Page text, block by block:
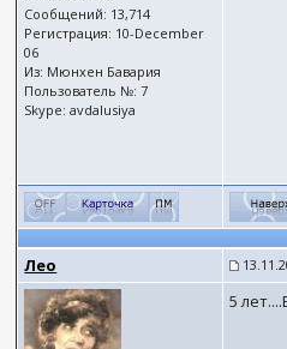
Сообщений: 13,714
Регистрация: 10-December
06
Из: Мюнхен Бавария
Пользователь №: 7
Skype: avdalusiya
Лео
5